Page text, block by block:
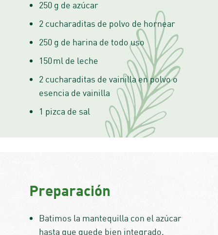
250 g de azúcar
2 cucharaditas de polvo de hornear
250 g de harina de todo uso
150 ml de leche
2 cucharaditas de vainilla en polvo o
esencia de vainilla
1 pizca de sal
Preparación
Batimos la mantequilla con el azúcar
hasta que quede bien integrado.